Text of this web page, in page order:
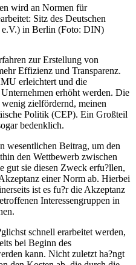
wird an Normen für
Sitz des Deutschen
in Berlin (Foto: DIN)
zur Erstellung von
Effizienz und Transparenz.
erleichtert und die
erhöht werden. Die
zielfördernd, meinen
Politik (CEP). Ein Großteil
bedenklich.
wesentlichen Beitrag, um den
den Wettbewerb zwischen
gut sie diesen Zweck erfu?llen,
einer Norm ab. Hierbei
ist es fu?r die Akzeptanz
Interessengruppen in
schnell erarbeitet werden,
bei Beginn des
kann. Nicht zuletzt ha?ngt